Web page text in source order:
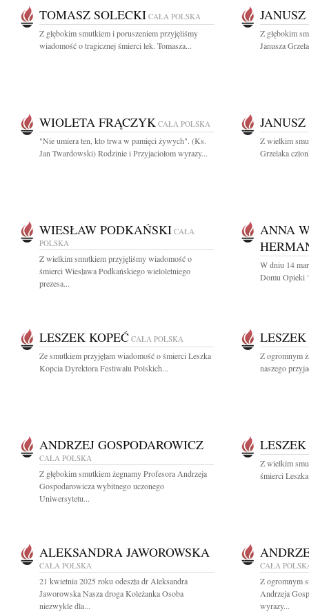
TOMASZ SOLECKI CAŁA POLSKA
Z głębokim smutkiem i poruszeniem przyjęliśmy
wiadomość o tragicznej śmierci lek. Tomasza...
Z głębokim
Janusza
WIOLETA FRĄCZYK CAŁA POLSKA
"Nie umiera ten, kto trwa w pamięci żywych". (Ks.
Jan Twardowski) Rodzinie i Przyjaciołom wyrazy...
Z wielkim
Grzelaka
WIESŁAW PODKAŃSKI CAŁA
POLSKA
Z wielkim smutkiem przyjęliśmy wiadomość o
śmierci Wiesława Podkańskiego wieloletniego
prezesa...
ANNA
W dniu 14
Domu Opieki
LESZEK KOPEĆ CAŁA POLSKA
Ze smutkiem przyjęłam wiadomość o śmierci Leszka
Kopcia Dyrektora Festiwalu Polskich...
LESZEK
Z ogromnym
naszego
ANDRZEJ GOSPODAROWICZ
CAŁA POLSKA
Z głębokim smutkiem żegnamy Profesora Andrzeja
Gospodarowicza wybitnego uczonego
Uniwersytetu...
LESZEK
Z wielkim
śmierci
ALEKSANDRA JAWOROWSKA
CAŁA POLSKA
21 kwietnia 2025 roku odeszła dr Aleksandra
Jaworowska Nasza droga Koleżanka Osoba
niezwykle dla...
CAŁA
Z ogromnym
Andrzeja
wyrazy...